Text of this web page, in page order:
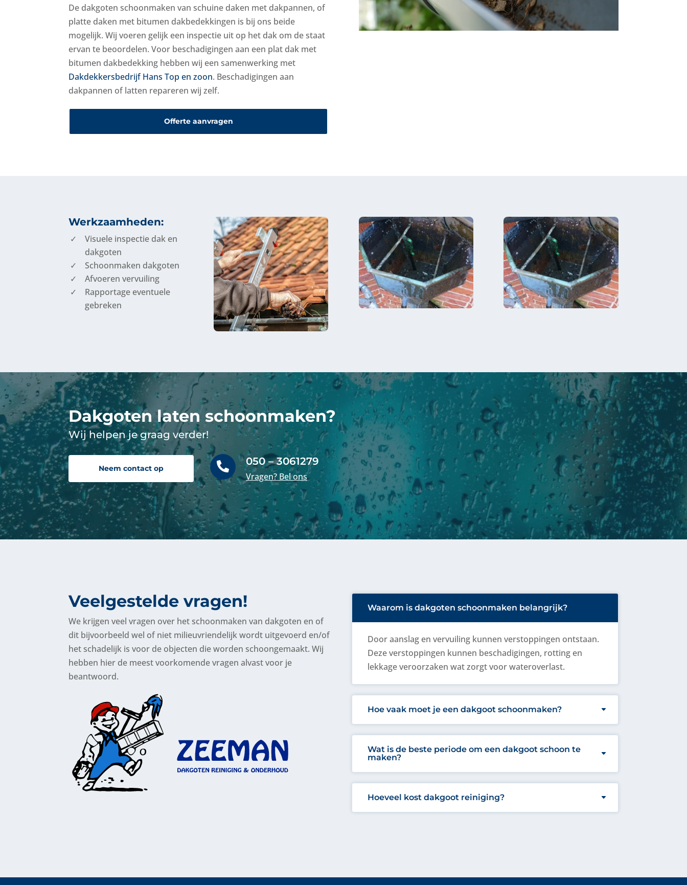
De dakgoten schoonmaken van schuine daken met dakpannen, of
platte daken met bitumen dakbedekkingen is bij ons beide
mogelijk. Wij voeren gelijk een inspectie uit op het dak om de staat
ervan te beoordelen. Voor beschadigingen aan een plat dak met
bitumen dakbedekking hebben wij een samenwerking met
Dakdekkersbedrijf Hans Top en zoon. Beschadigingen aan
dakpannen of latten repareren wij zelf.
Offerte aanvragen
Werkzaamheden:
Visuele inspectie dak en
dakgoten
Schoonmaken dakgoten
Afvoeren vervuiling
Rapportage eventuele
gebreken
Dakgoten laten schoonmaken?
Wij helpen je graag verder!
Neem contact op  050 – 3061279
Vragen? Bel ons
Veelgestelde vragen!
We krijgen veel vragen over het schoonmaken van dakgoten en of
dit bijvoorbeeld wel of niet milieuvriendelijk wordt uitgevoerd en/of
het schadelijk is voor de objecten die worden schoongemaakt. Wij
hebben hier de meest voorkomende vragen alvast voor je
beantwoord.
Waarom is dakgoten schoonmaken belangrijk?
Door aanslag en vervuiling kunnen verstoppingen ontstaan.
Deze verstoppingen kunnen beschadigingen, rotting en
lekkage veroorzaken wat zorgt voor wateroverlast.
Hoe vaak moet je een dakgoot schoonmaken?
Wat is de beste periode om een dakgoot schoon te
maken?
Hoeveel kost dakgoot reiniging?